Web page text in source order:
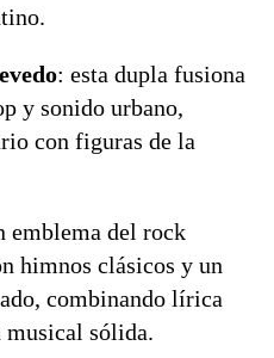
: esta dupla fusiona
y sonido urbano,
con figuras de la
emblema del rock
himnos clásicos y un
combinando lírica
sólida.